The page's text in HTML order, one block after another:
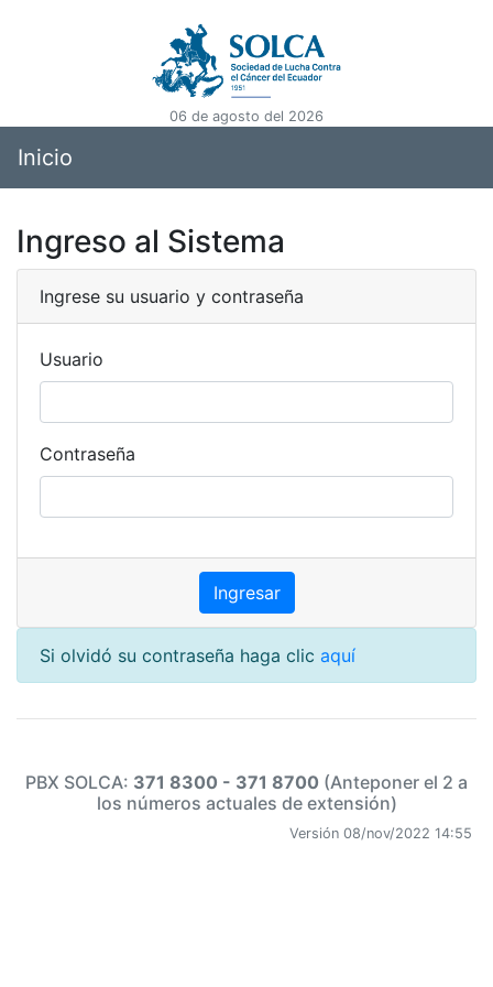
06 de agosto del 2026
Inicio
Ingreso al Sistema
Ingrese su usuario y contraseña
Usuario
Contraseña
Si olvidó su contraseña haga clic aquí
PBX SOLCA: 371 8300 - 371 8700 (Anteponer el 2 a
los números actuales de extensión)
Versión 08/nov/2022 14:55